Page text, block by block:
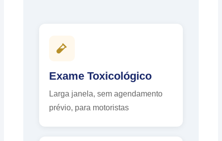
Exame Toxicológico
Larga janela, sem agendamento
prévio, para motoristas